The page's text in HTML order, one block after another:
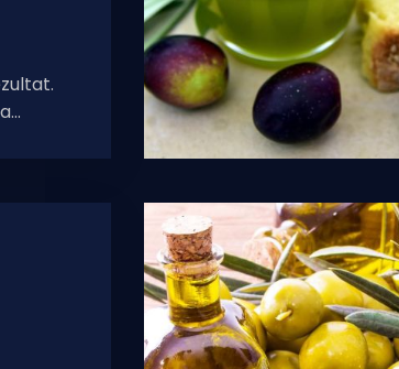
ulje i to